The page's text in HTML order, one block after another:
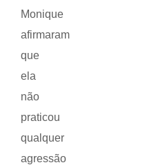
Monique
afirmaram
que
ela
não
praticou
qualquer
agressão